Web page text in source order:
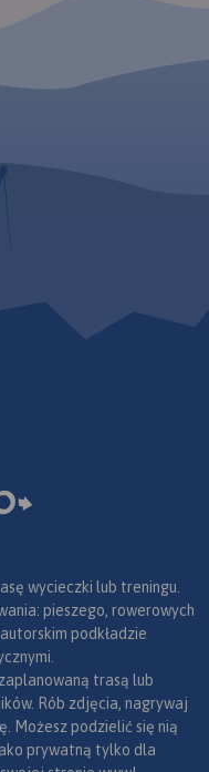
wycieczki lub treningu.
pieszego, rowerowych
podkładzie
trasą lub
Rób zdjęcia, nagrywaj
Możesz podzielić się nią
prywatną tylko dla